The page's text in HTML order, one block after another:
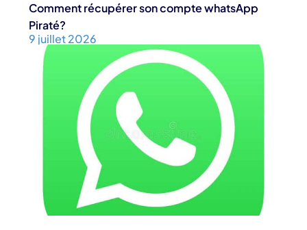
Comment récupérer son compte whatsApp
Piraté?
9 juillet 2026